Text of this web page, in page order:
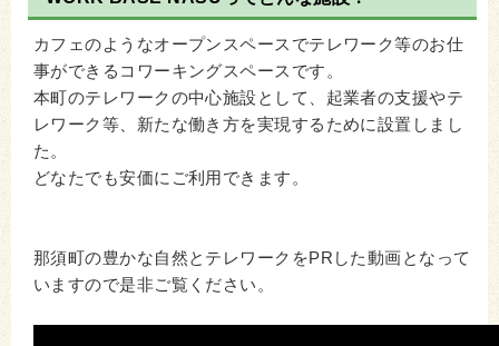
カフェのようなオープンスペースでテレワーク等のお仕
事ができるコワーキングスペースです。
本町のテレワークの中心施設として、起業者の支援やテ
レワーク等、新たな働き方を実現するために設置しまし
た。
どなたでも安価にご利用できます。
那須町の豊かな自然とテレワークをPRした動画となって
いますので是非ご覧ください。